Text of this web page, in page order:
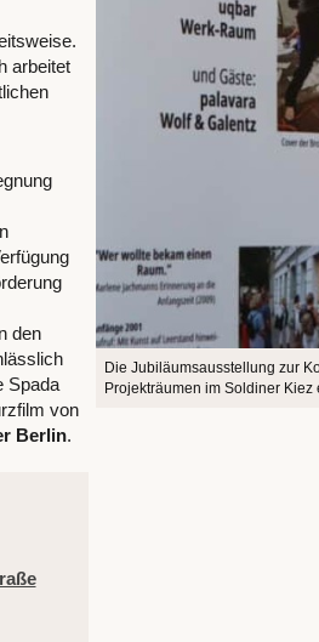
Die Jubiläumsausstellung zur
Projekträumen im Soldiner
arbeitet
den
Spada
von
Berlin.